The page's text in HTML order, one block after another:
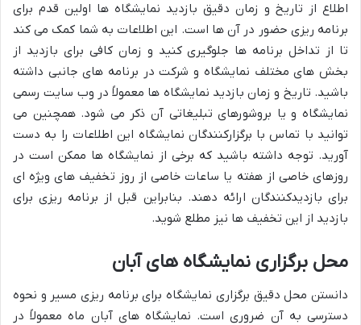
اطلاع از تاریخ و زمان دقیق بازدید نمایشگاه ها اولین قدم برای
برنامه ریزی حضور در آن ها است. این اطلاعات به شما کمک می کند
تا از تداخل برنامه ها جلوگیری کنید و زمان کافی برای بازدید از
بخش های مختلف نمایشگاه و شرکت در برنامه های جانبی داشته
باشید. تاریخ و زمان بازدید نمایشگاه ها معمولاً در وب سایت رسمی
نمایشگاه و یا بروشورهای تبلیغاتی آن ذکر می شود. همچنین می
توانید با تماس با برگزارکنندگان نمایشگاه این اطلاعات را به دست
آورید. توجه داشته باشید که برخی از نمایشگاه ها ممکن است در
روزهای خاصی از هفته یا ساعات خاصی از روز تخفیف های ویژه ای
برای بازدیدکنندگان ارائه دهند. بنابراین قبل از برنامه ریزی برای
بازدید از این تخفیف ها نیز مطلع شوید.
محل برگزاری نمایشگاه های آبان
دانستن محل دقیق برگزاری نمایشگاه برای برنامه ریزی مسیر و نحوه
دسترسی به آن ضروری است. نمایشگاه های آبان ماه معمولاً در